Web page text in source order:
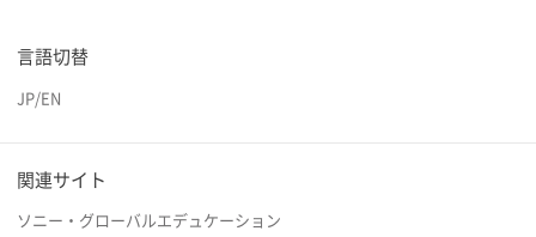
言語切替
JP/EN
関連サイト
ソニー・グローバルエデュケーション